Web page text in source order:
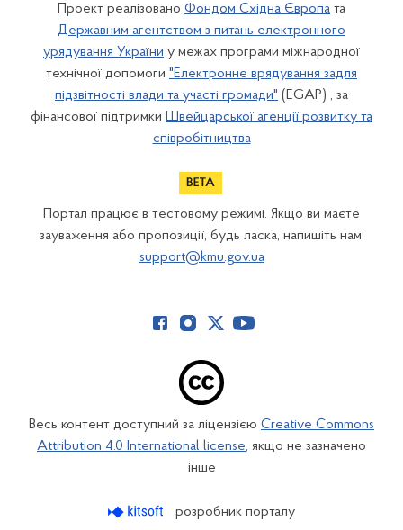
Проект реалізовано Фондом Східна Європа та
Державним агентством з питань електронного
урядування України у межах програми міжнародної
технічної допомоги "Електронне врядування задля
підзвітності влади та участі громади" (EGAP) , за
фінансової підтримки Швейцарської агенції розвитку та
співробітництва
Портал працює в тестовому режимі. Якщо ви маєте
зауваження або пропозиції, будь ласка, напишіть нам:
support@kmu.gov.ua
Весь контент доступний за ліцензією Creative Commons
Attribution 4.0 International license, якщо не зазначено
інше
розробник порталу